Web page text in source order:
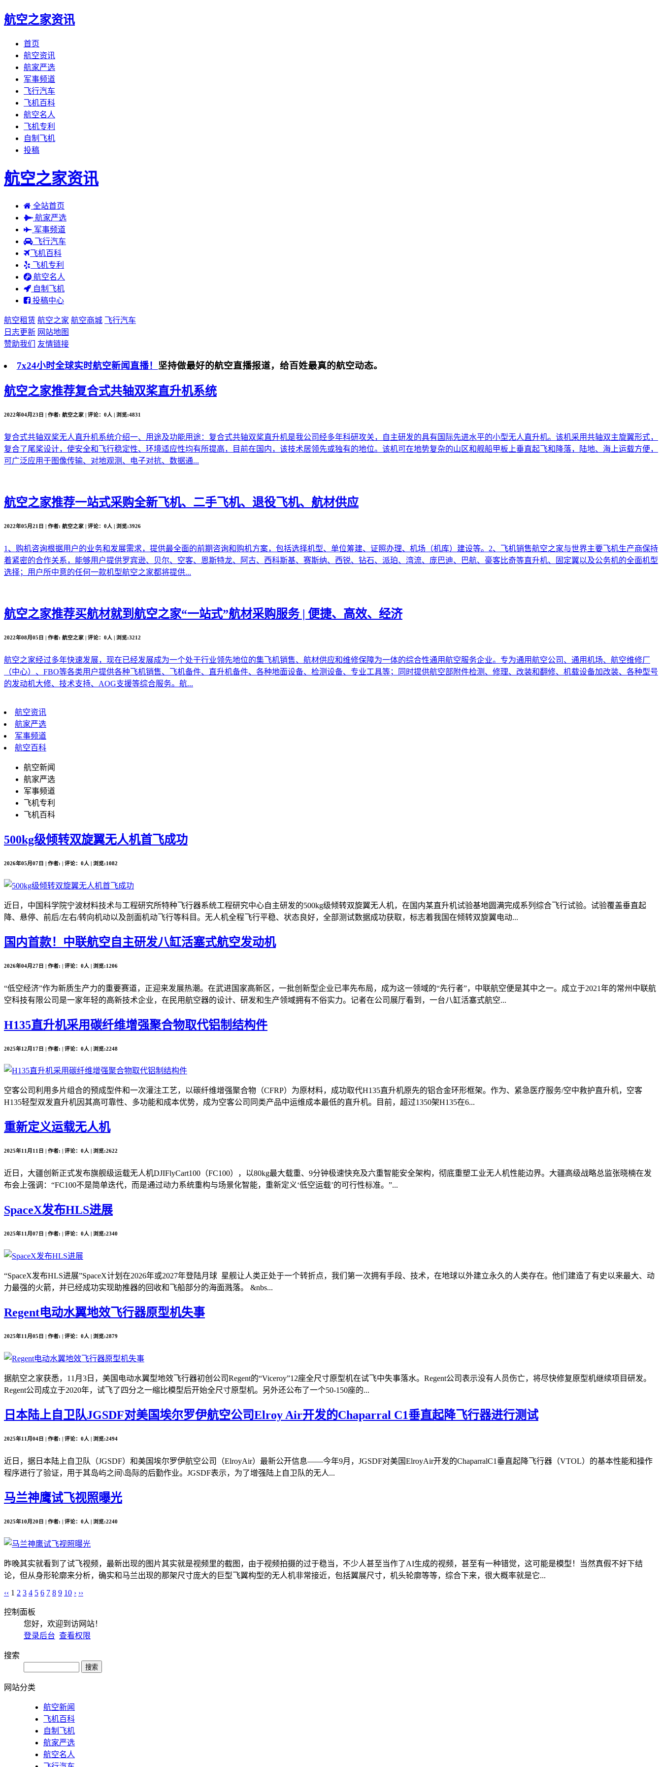
航空之家资讯
首页
航空资讯
航家严选
军事频道
飞行汽车
飞机百科
航空名人
飞机专利
自制飞机
投稿
航空之家资讯
全站首页
航家严选
军事频道
飞行汽车
飞机百科
飞机专利
航空名人
自制飞机
投稿中心
航空租赁 航空之家 航空商城 飞行汽车
日志更新 网站地图
赞助我们
友情链接
7x24小时全球实时航空新闻直播！ 坚持做最好的航空直播报道，给百姓最真的航空动态。
航空之家推荐复合式共轴双桨直升机系统
2022年04月23日 | 作者: 航空之家 | 评论：0人 | 浏览:4831
复合式共轴双桨无人直升机系统介绍一、用途及功能用途：复合式共轴双桨直升机是我公司经多年科研攻关，自主研发的具有国际先进水平的小型无人直升机。该机采用共轴双主旋翼形式，
复合了尾桨设计，使安全和飞行稳定性、环境适应性均有所提高，目前在国内，该技术居领先或独有的地位。该机可在地势复杂的山区和舰船甲板上垂直起飞和降落，陆地、海上运载方便，
可广泛应用于图像传输、对地观测、电子对抗、数据通...
航空之家推荐一站式采购全新飞机、二手飞机、退役飞机、航材供应
2022年05月21日 | 作者: 航空之家 | 评论：0人 | 浏览:3926
1、购机咨询根据用户的业务和发展需求，提供最全面的前期咨询和购机方案，包括选择机型、单位筹建、证照办理、机场（机库）建设等。2、飞机销售航空之家与世界主要飞机生产商保持
着紧密的合作关系，能够用户提供罗宾逊、贝尔、空客、恩斯特龙、阿古、西科斯基、赛斯纳、西锐、钻石、派珀、湾流、庞巴迪、巴航、豪客比奇等直升机、固定翼以及公务机的全面机型
选择；用户所中意的任何一款机型航空之家都将提供...
航空之家推荐买航材就到航空之家“一站式”航材采购服务 | 便捷、高效、经济
2022年08月05日 | 作者: 航空之家 | 评论：0人 | 浏览:3212
航空之家经过多年快速发展，现在已经发展成为一个处于行业领先地位的集飞机销售、航材供应和维修保障为一体的综合性通用航空服务企业。专为通用航空公司、通用机场、航空维修厂
（中心）、FBO等各类用户提供各种飞机销售、飞机备件、直升机备件、各种地面设备、检测设备、专业工具等；同时提供航空部附件检测、修理、改装和翻修、机载设备加改装、各种型号
的发动机大修、技术支持、AOG支援等综合服务。航...
航空资讯
航家严选
军事频道
航空百科
航空新闻
航家严选
军事频道
飞机专利
飞机百科
500kg级倾转双旋翼无人机首飞成功
2026年05月07日 | 作者: | 评论：0人 | 浏览:1082
近日，中国科学院宁波材料技术与工程研究所特种飞行器系统工程研究中心自主研发的500kg级倾转双旋翼无人机，在国内某直升机试验基地圆满完成系列综合飞行试验。试验覆盖垂直起
降、悬停、前后/左右/转向机动以及剖面机动飞行等科目。无人机全程飞行平稳、状态良好，全部测试数据成功获取，标志着我国在倾转双旋翼电动...
国内首款！中联航空自主研发八缸活塞式航空发动机
2026年04月27日 | 作者: | 评论：0人 | 浏览:1206
“低空经济”作为新质生产力的重要赛道，正迎来发展热潮。在武进国家高新区，一批创新型企业已率先布局，成为这一领域的“先行者”，中联航空便是其中之一。成立于2021年的常州中联航
空科技有限公司是一家年轻的高新技术企业，在民用航空器的设计、研发和生产领域拥有不俗实力。记者在公司展厅看到，一台八缸活塞式航空...
H135直升机采用碳纤维增强聚合物取代铝制结构件
2025年12月17日 | 作者: | 评论：0人 | 浏览:2248
空客公司利用多片组合的预成型件和一次灌注工艺，以碳纤维增强聚合物（CFRP）为原材料，成功取代H135直升机原先的铝合金环形框架。作为、紧急医疗服务/空中救护直升机，空客
H135轻型双发直升机因其高可靠性、多功能和成本优势，成为空客公司同类产品中运维成本最低的直升机。目前，超过1350架H135在6...
重新定义运载无人机
2025年11月11日 | 作者: | 评论：0人 | 浏览:2622
近日，大疆创新正式发布旗舰级运载无人机DJIFlyCart100（FC100），以80kg最大载重、9分钟极速快充及六重智能安全架构，彻底重塑工业无人机性能边界。大疆高级战略总监张晓楠在发
布会上强调：“FC100不是简单迭代，而是通过动力系统重构与场景化智能，重新定义‘低空运载’的可行性标准。”...
SpaceX发布HLS进展
2025年11月07日 | 作者: | 评论：0人 | 浏览:2340
“SpaceX发布HLS进展”SpaceX计划在2026年或2027年登陆月球 星舰让人类正处于一个转折点，我们第一次拥有手段、技术，在地球以外建立永久的人类存在。他们建造了有史以来最大、动
力最强的火箭，并已经成功实现助推器的回收和飞船部分的海面溅落。 &nbs...
Regent电动水翼地效飞行器原型机失事
2025年11月05日 | 作者: | 评论：0人 | 浏览:2879
据航空之家获悉，11月3日，美国电动水翼型地效飞行器初创公司Regent的“Viceroy”12座全尺寸原型机在试飞中失事落水。Regent公司表示没有人员伤亡，将尽快修复原型机继续项目研发。
Regent公司成立于2020年，试飞了四分之一缩比模型后开始全尺寸原型机。另外还公布了一个50-150座的...
日本陆上自卫队JGSDF对美国埃尔罗伊航空公司Elroy Air开发的Chaparral C1垂直起降飞行器进行测试
2025年11月04日 | 作者: | 评论：0人 | 浏览:2494
近日，据日本陆上自卫队（JGSDF）和美国埃尔罗伊航空公司（ElroyAir）最新公开信息——今年9月，JGSDF对美国ElroyAir开发的ChaparralC1垂直起降飞行器（VTOL）的基本性能和操作
程序进行了验证，用于其岛屿之间\岛际的后勤作业。JGSDF表示，为了增强陆上自卫队的无人...
马兰神鹰试飞视照曝光
2025年10月20日 | 作者: | 评论：0人 | 浏览:2240
昨晚其实就看到了试飞视频，最新出现的图片其实就是视频里的截图，由于视频拍摄的过于稳当，不少人甚至当作了AI生成的视频，甚至有一种错觉，这可能是模型！当然真假不好下结
论，但从身形轮廓来分析，确实和马兰出现的那架尺寸庞大的巨型飞翼构型的无人机非常接近，包括翼展尺寸，机头轮廓等等，综合下来，很大概率就是它...
‹‹ 1 2 3 4 5 6 7 8 9 10 › ››
控制面板
您好，欢迎到访网站！
登录后台 查看权限
搜索
网站分类
航空新闻
飞机百科
自制飞机
航家严选
航空名人